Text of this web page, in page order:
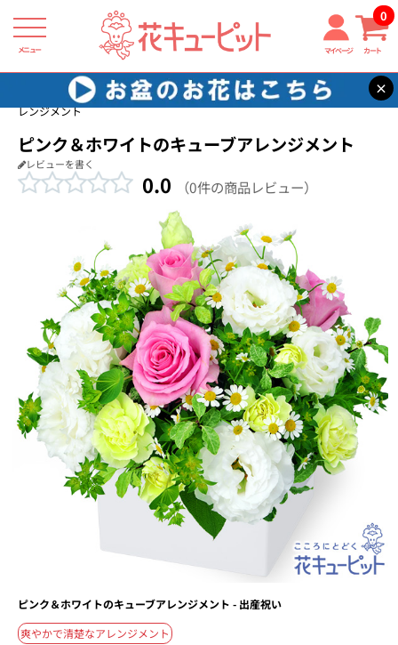
メニュー マイページ カート
0
×
花キューピット 出産祝い
【出産祝い】ピンク＆ホワイトのキューブア
レンジメント
ピンク＆ホワイトのキューブアレンジメント
レビューを書く
0.0 （0件の商品レビュー）
ピンク＆ホワイトのキューブアレンジメント - 出産祝い
爽やかで清楚なアレンジメント